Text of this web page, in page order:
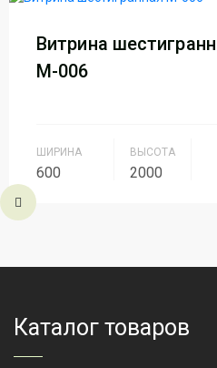
Витрина
М-006
ШИРИНА
600
ВЫСОТА
2000
Групп
Каталог товаров